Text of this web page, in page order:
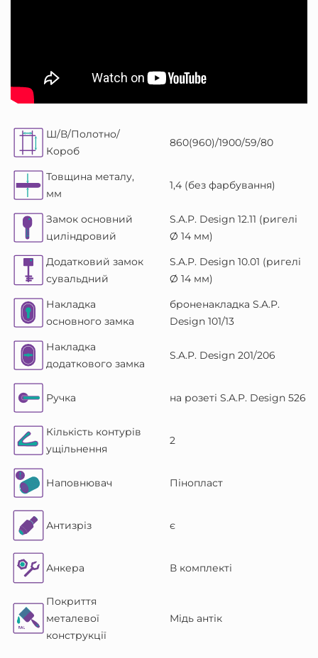
Ш/В/Полотно/
Короб
860(960)/1900/59/80
Товщина металу,
мм
1,4 (без фарбування)
Замок основний
циліндровий
S.A.P. Design 12.11 (ригелі
Ø 14 мм)
Додатковий замок
сувальдний
S.A.P. Design 10.01 (ригелі
Ø 14 мм)
Накладка
основного замка
броненакладка S.A.P.
Design 101/13
Накладка
додаткового замка
S.A.P. Design 201/206
Ручка на розеті S.A.P. Design 526
Кількість контурів
ущільнення
2
Наповнювач Пінопласт
Антизріз є
Анкера В комплекті
Покриття
металевої
конструкції
Мідь антік